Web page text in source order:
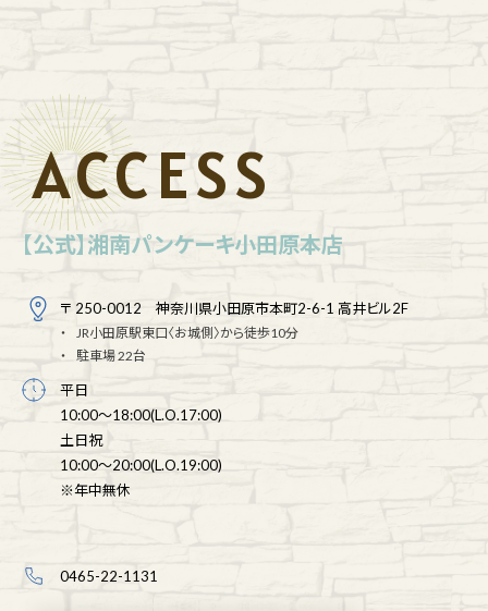
ACCESS
【公式】湘南パンケーキ小田原本店
〒 250-0012 神奈川県小田原市本町2-6-1 高井ビル2F
JR小田原駅東口〈お城側〉から徒歩10分
駐車場 22台
平日
10:00～18:00(L.O.17:00)
土日祝
10:00～20:00(L.O.19:00)
※年中無休
0465-22-1131